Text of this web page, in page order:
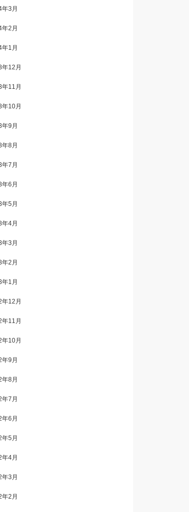
3月
2月
1月
12月
11月
10月
9月
8月
7月
6月
5月
4月
3月
2月
1月
12月
11月
10月
9月
8月
7月
6月
5月
4月
3月
2月